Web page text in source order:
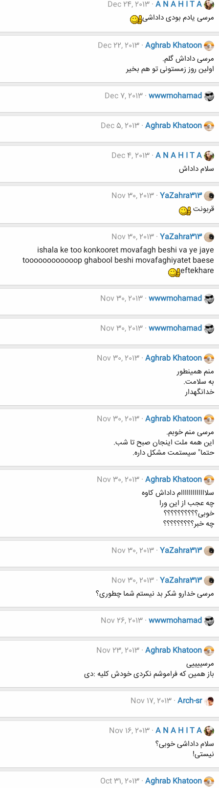
A N A H I T A
Dec 24, 2013
مرسی یادم بودی داداشی
Aghrab Khatoon
Dec 22, 2013
مرسی داداش گلم.
اولین روز زمستونی تو هم بخیر
wwwmohamad
Dec 7, 2013
Aghrab Khatoon
Dec 5, 2013
A N A H I T A
Dec 4, 2013
سلام داداش
YaZahra313
Nov 30, 2013
قربونت
YaZahra313
Nov 30, 2013
ishala ke too konkooret movafagh beshi va ye jaye
toooooooooooop ghabool beshi movafaghiyatet baese
eftekhare
wwwmohamad
Nov 30, 2013
wwwmohamad
Nov 30, 2013
Aghrab Khatoon
Nov 30, 2013
منم همینطور
به سلامت.
خدانگهدار
Aghrab Khatoon
Nov 30, 2013
مرسی منم خوبم.
این همه ملت اینجان صبح تا شب.
حتما" سیستمت مشکل داره.
Aghrab Khatoon
Nov 30, 2013
سلااااااااااااام داداش کاوه
چه عجب از این ورا
خوبی؟؟؟؟؟؟؟؟؟؟
چه خبر؟؟؟؟؟؟؟؟؟
YaZahra313
Nov 30, 2013
YaZahra313
Nov 30, 2013
مرسی خدارو شکر بد نیستم شما چطوری؟
wwwmohamad
Nov 26, 2013
Aghrab Khatoon
Nov 23, 2013
مرسییییی
باز همین که فراموشم نکردی خودش کلیه :دی
Arch-sr
Nov 17, 2013
A N A H I T A
Nov 16, 2013
سلام داداشی خوبی؟
نیستی!
Aghrab Khatoon
Oct 31, 2013